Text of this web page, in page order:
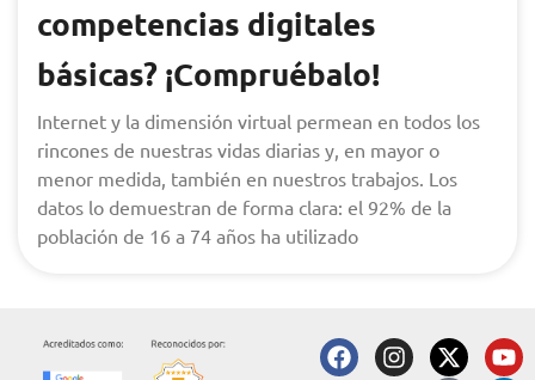
competencias digitales
básicas? ¡Compruébalo!
Internet y la dimensión virtual permean en todos los
rincones de nuestras vidas diarias y, en mayor o
menor medida, también en nuestros trabajos. Los
datos lo demuestran de forma clara: el 92% de la
población de 16 a 74 años ha utilizado
F
a
I
n
X
-
Y
o
T
i
L
i